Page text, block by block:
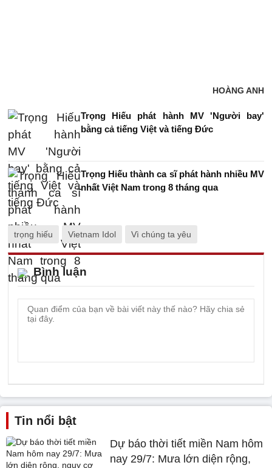
HOÀNG ANH
Trọng Hiếu phát hành MV 'Người bay'
bằng cả tiếng Việt và tiếng Đức
Trọng Hiếu thành ca sĩ phát hành nhiều MV
nhất Việt Nam trong 8 tháng qua
trọng hiếu Vietnam Idol Vì chúng ta yêu
Bình luận
Tin nổi bật
Dự báo thời tiết miền Nam hôm
nay 29/7: Mưa lớn diện rộng,